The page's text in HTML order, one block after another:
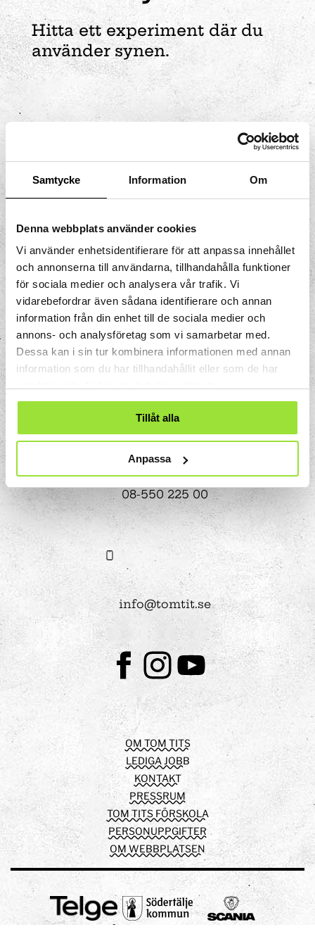
Samtycke Information Om
Denna webbplats använder cookies
Vi använder enhetsidentifierare för att anpassa innehållet
och annonserna till användarna, tillhandahålla funktioner
för sociala medier och analysera vår trafik. Vi
vidarebefordrar även sådana identifierare och annan
information från din enhet till de sociala medier och
annons- och analysföretag som vi samarbetar med.
Dessa kan i sin tur kombinera informationen med annan
information som du har tillhandahållit eller som de har
Tillåt alla
Anpassa
Hitta ett experiment där du
använder synen.
Storgatan 33
Box 633
08-550 225 00
info@tomtit.se
Facebook Youtube
OM TOM TITS
LEDIGA JOBB
KONTAKT
PRESSRUM
TOM TITS FÖRSKOLA
PERSONUPPGIFTER
OM WEBBPLATSEN